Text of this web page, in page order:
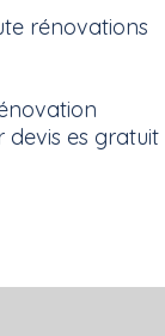
rénovations
es gratuit